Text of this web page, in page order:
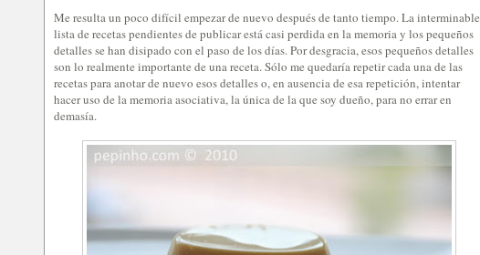
Me resulta un poco difícil empezar de nuevo después de tanto tiempo. La interminable
lista de recetas pendientes de publicar está casi perdida en la memoria y los pequeños
detalles se han disipado con el paso de los días. Por desgracia, esos pequeños detalles
son lo realmente importante de una receta. Sólo me quedaría repetir cada una de las
recetas para anotar de nuevo esos detalles o, en ausencia de esa repetición, intentar
hacer uso de la memoria asociativa, la única de la que soy dueño, para no errar en
demasía.